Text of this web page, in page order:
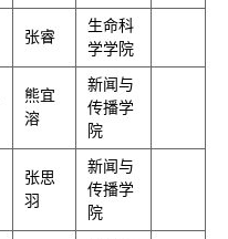
张睿
生命科
学学院
熊宜
溶
新闻与
传播学
院
张思
羽
新闻与
传播学
院